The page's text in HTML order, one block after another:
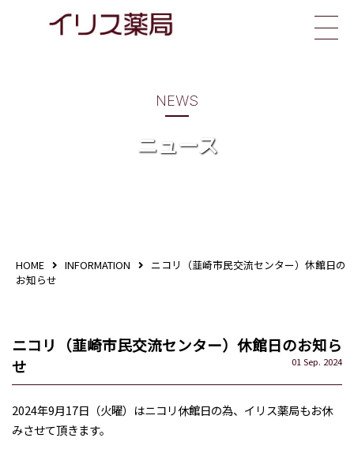
イリス薬局
NEWS
ニュース
HOME INFORMATION
ニコリ（韮崎市民交流センター）休館日の
お知らせ
ニコリ（韮崎市民交流センター）休館日のお知ら
せ
01 Sep. 2024
2024年9月17日（火曜）はニコリ休館日の為、イリス薬局もお休
みさせて頂きます。